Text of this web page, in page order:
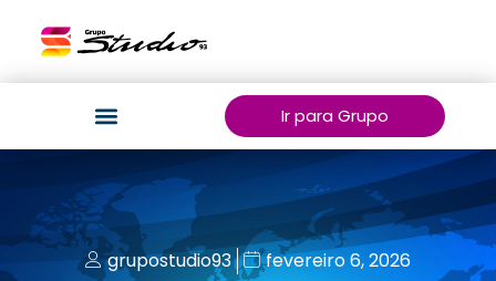
Ir para Grupo
grupostudio93 fevereiro 6, 2026